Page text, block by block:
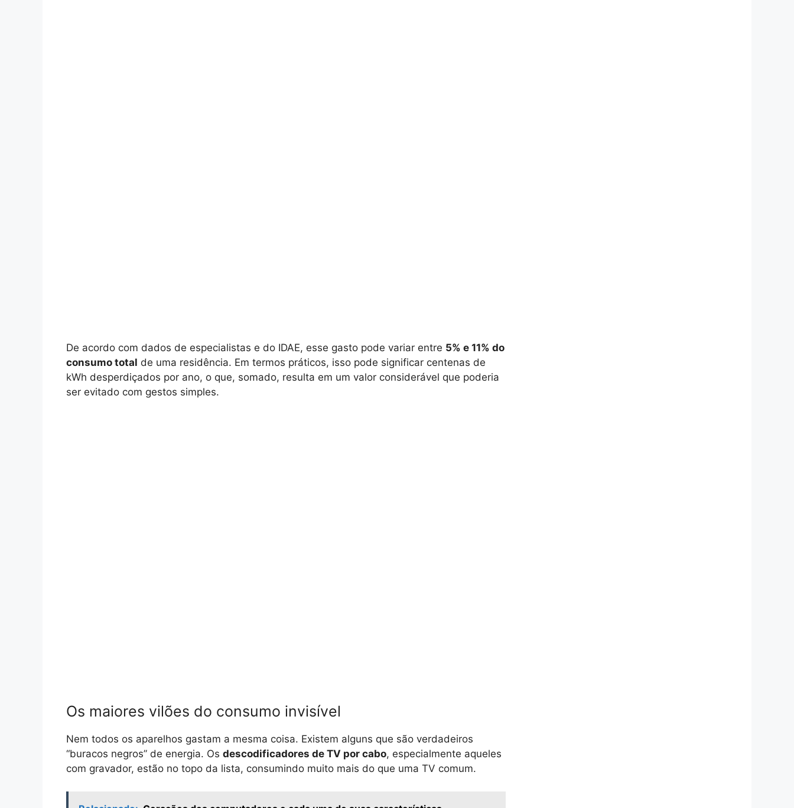
De acordo com dados de especialistas e do IDAE, esse gasto pode variar entre 5% e 11% do
consumo total de uma residência. Em termos práticos, isso pode significar centenas de
kWh desperdiçados por ano, o que, somado, resulta em um valor considerável que poderia
ser evitado com gestos simples.
Os maiores vilões do consumo invisível
Nem todos os aparelhos gastam a mesma coisa. Existem alguns que são verdadeiros
“buracos negros” de energia. Os descodificadores de TV por cabo, especialmente aqueles
com gravador, estão no topo da lista, consumindo muito mais do que uma TV comum.